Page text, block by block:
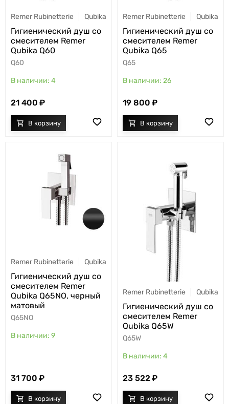
Remer Rubinetterie Qubika
Гигиенический душ со
смесителем Remer
Qubika Q60
Q60
4
21 400
Remer Rubinetterie Qubika
Гигиенический душ со
смесителем Remer
Qubika Q65
Q65
26
19 800
Remer Rubinetterie Qubika
Гигиенический душ со
смесителем Remer
Qubika Q65NO, черный
матовый
Q65NO
9
31 700
Remer Rubinetterie Qubika
Гигиенический душ со
смесителем Remer
Qubika Q65W
Q65W
4
23 522